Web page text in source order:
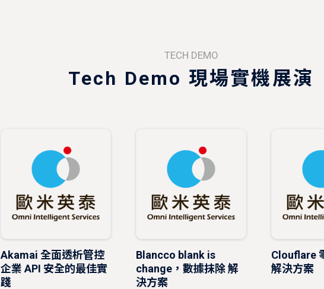
TECH DEMO
Tech Demo 現場實機展演
Akamai 全面透析管控
企業 API 安全的最佳實
踐
Blancco blank is
change，數據抹除 解
決方案
Clouflare
解決方案